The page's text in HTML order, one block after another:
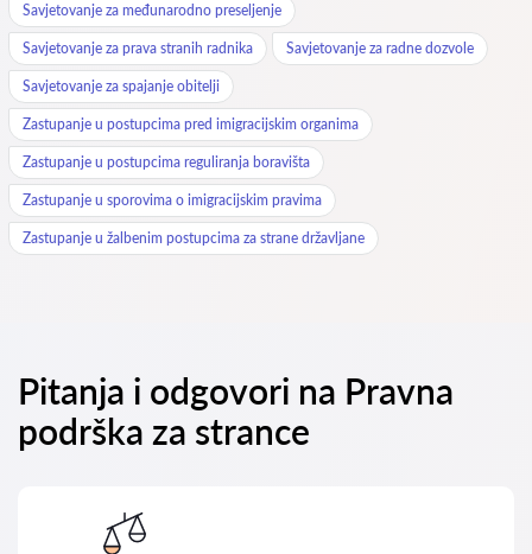
Savjetovanje za međunarodno preseljenje
Savjetovanje za prava stranih radnika Savjetovanje za radne dozvole
Savjetovanje za spajanje obitelji
Zastupanje u postupcima pred imigracijskim organima
Zastupanje u postupcima reguliranja boravišta
Zastupanje u sporovima o imigracijskim pravima
Zastupanje u žalbenim postupcima za strane državljane
Pitanja i odgovori na Pravna
podrška za strance